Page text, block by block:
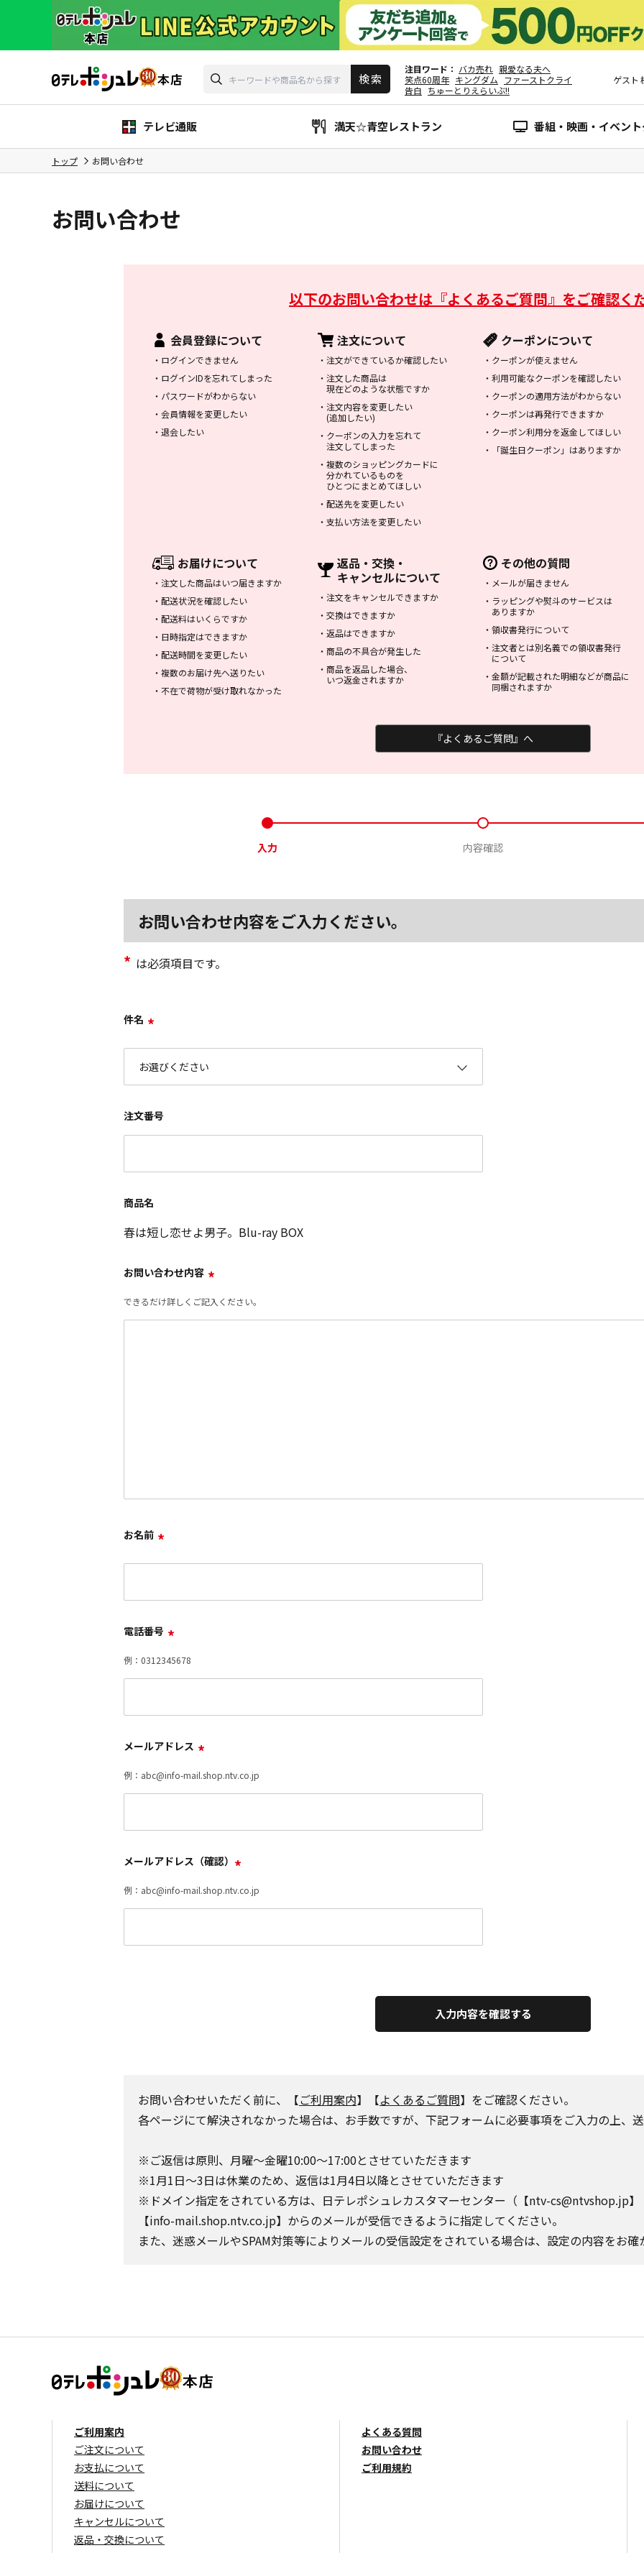
注目ワード バカ売れ 親愛なる夫へ
笑点60周年 キングダム ファーストクライ
告白 ちゅーとりえらいぶ!!
ゲスト
テレビ通販 満天☆青空レストラン 番組・映画・イベン
トップ お問い合わせ
お問い合わせ
以下のお問い合わせは 『よくあるご質問』をご確認く
会員登録について
・ ログインできません
・ ログインIDを忘れてしまった
・ パスワードがわからない
・ 会員情報を変更したい
・ 退会したい
注文について
・ 注文ができているか確認したい
・ 注文した商品は
現在どのような状態ですか
・ 注文内容を変更したい
(追加したい)
・ クーポンの入力を忘れて
注文してしまった
・ 複数のショッピングカードに
分かれているものを
ひとつにまとめてほしい
・ 配送先を変更したい
・ 支払い方法を変更したい
クーポンについて
・ クーポンが使えません
・ 利用可能なクーポンを確認したい
・ クーポンの適用方法がわからない
・ クーポンは再発行できますか
・ クーポン利用分を返金してほしい
・
「誕生日クーポン」はありますか
お届けについて
・ 注文した商品はいつ届きますか
・ 配送状況を確認したい
・ 配送料はいくらですか
・ 日時指定はできますか
・ 配送時間を変更したい
・ 複数のお届け先へ送りたい
・ 不在で荷物が受け取れなかった
返品・交換・
キャンセルについて
・ 注文をキャンセルできますか
・ 交換はできますか
・ 返品はできますか
・ 商品の不具合が発生した
・ 商品を返品した場合、
いつ返金されますか
その他の質問
・ メールが届きません
・ ラッピングや熨斗のサービスは
ありますか
・ 領収書発行について
・ 注文者とは別名義での領収書発行
について
・ 金額が記載された明細などが商品に
同梱されますか
『よくあるご質問』へ
入力 内容確認
お問い合わせ内容をご入力ください。
* は必須項目です。
件名 *
注文番号
商品名
春は短し恋せよ男子。Blu-ray BOX
お問い合わせ内容 *
できるだけ詳しくご記入ください。
お名前 *
電話番号 *
例：0312345678
メールアドレス *
例：abc@info-mail.shop.ntv.co.jp
メールアドレス（確認） *
例：abc@info-mail.shop.ntv.co.jp
入力内容を確認する
お問い合わせいただく前に、【ご利用案内】【よくあるご質問】をご確認ください。
各ページにて解決されなかった場合は、お手数ですが、下記フォームに必要事項をご入力の上、
※ご返信は原則、月曜～金曜10:00～17:00とさせていただきます
※1月1日～3日は休業のため、返信は1月4日以降とさせていただきます
※ドメイン指定をされている方は、日テレポシュレカスタマーセンター（【ntv-cs@ntvshop.jp
【info-mail.shop.ntv.co.jp】からのメールが受信できるように指定してください。
また、迷惑メールやSPAM対策等によりメールの受信設定をされている場合は、設定の内容をお
ご利用案内
ご注文について
お支払について
送料について
お届けについて
キャンセルについて
返品・交換について
よくある質問
お問い合わせ
ご利用規約